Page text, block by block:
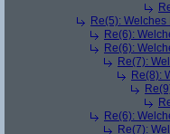
Re(5):
Re(6):
Re(6):
Re(7):
Re(8):
Re(6):
Re(7):